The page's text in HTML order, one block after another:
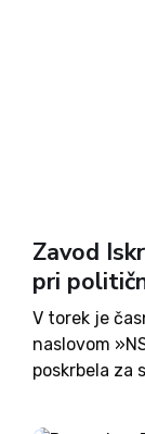
Zavod
pri
V torek je
naslovom
poskrbela za
zavajajočih,